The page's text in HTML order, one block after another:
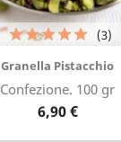
Granella Pistacchio
Confezione. 100 gr
6,90 €
(3)
Acquista ora